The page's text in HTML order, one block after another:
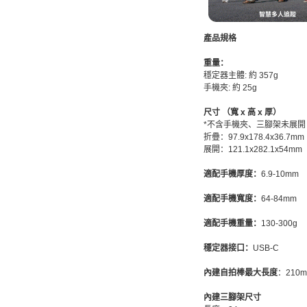
產品規格
重量：
穩定器主體: 約 357g
手機夾: 約 25g
尺寸 （寬 x 高 x 厚）
*不含手機夾、三腳架未展開
折疊：97.9x178.4x36.7mm
展開：121.1x282.1x54mm
適配手機厚度： 6.9-10mm
適配手機寬度： 64-84mm
適配手機重量： 130-300g
穩定器接口： USB-C
內建自拍棒最大長度：
內建三腳架尺寸